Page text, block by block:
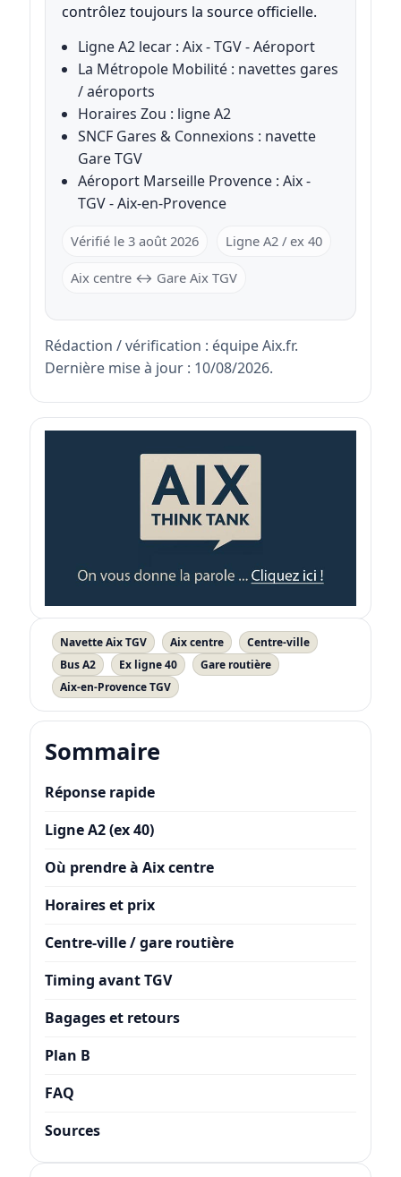
contrôlez toujours la source officielle.
Ligne A2 lecar : Aix - TGV - Aéroport
La Métropole Mobilité : navettes gares
/ aéroports
Horaires Zou : ligne A2
SNCF Gares & Connexions : navette
Gare TGV
Aéroport Marseille Provence : Aix -
TGV - Aix-en-Provence
Vérifié le 3 août 2026 Ligne A2 / ex 40
Aix centre ↔ Gare Aix TGV
Rédaction / vérification : équipe Aix.fr.
Dernière mise à jour : 10/08/2026.
Navette Aix TGV Aix centre
Centre-ville
Bus A2
Ex ligne 40
Gare routière
Aix-en-Provence TGV
Sommaire
Réponse rapide
Ligne A2 (ex 40)
Où prendre à Aix centre
Horaires et prix
Centre-ville / gare routière
Timing avant TGV
Bagages et retours
Plan B
FAQ
Sources